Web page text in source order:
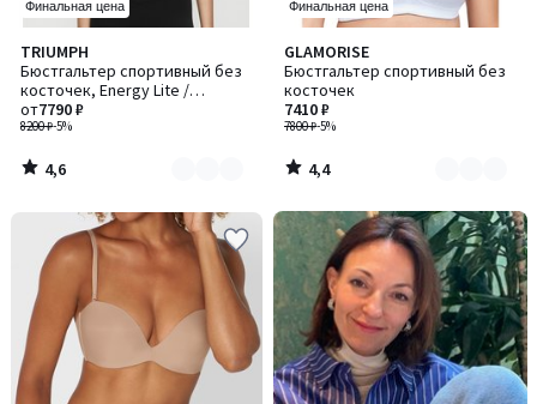
Финальная цена
TRIUMPH
Бюстгальтер спортивный без
косточек, Energy Lite /
Энерджи Лайт
8200 ₽-5%
от7790 ₽
4,6
/ 5
Количество
цветов:
2
4,6
/
Финальная цена
GLAMORISE
Бюстгальтер спортивный без
косточек
7800 ₽-5%
7410 ₽
4,4
/ 5
Количество
цветов:
2
4,4
/
-